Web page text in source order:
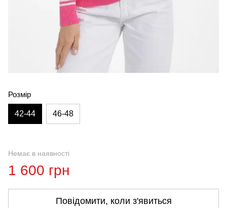
Розмір
42-44 46-48
Немає в наявності
1 600 грн
Повідомити, коли з'явиться